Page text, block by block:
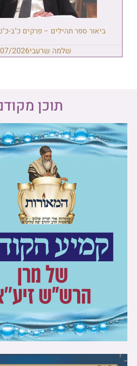
ביאור ספר תהילים – פרקים כ"ב-
שלמה שרעבי2026
תוכן